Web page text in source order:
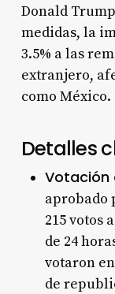
Donald
medidas, la
3.5% a las
extranjero,
como México.
Detalles
Votación
aprobado
215 votos
de 24
votaron
de